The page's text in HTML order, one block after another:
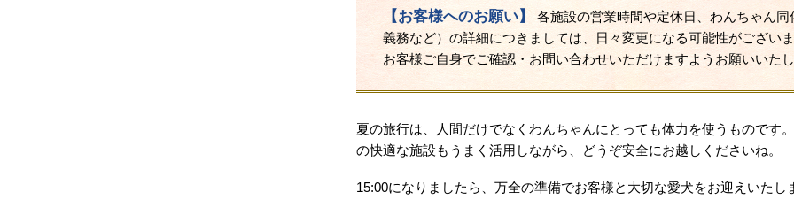
【お客様へのお願い】 各施設の営業時間や定休日、わんちゃん
義務など）の詳細につきましては、日々変更になる可能性がござい
お客様ご自身でご確認・お問い合わせいただけますようお願いいたし
夏の旅行は、人間だけでなくわんちゃんにとっても体力を使うものです
の快適な施設もうまく活用しながら、どうぞ安全にお越しくださいね。
15:00になりましたら、万全の準備でお客様と大切な愛犬をお迎えいた